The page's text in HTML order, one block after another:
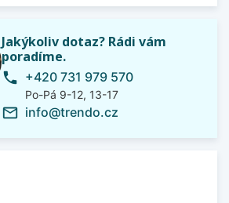
Jakýkoliv dotaz? Rádi vám
poradíme.
phone +420 731 979 570
Po-Pá 9-12, 13-17
mail_outline info@trendo.cz